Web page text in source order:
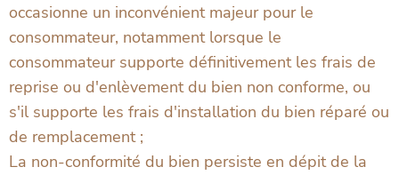
occasionne un inconvénient majeur pour le
consommateur, notamment lorsque le
consommateur supporte définitivement les frais de
reprise ou d'enlèvement du bien non conforme, ou
s'il supporte les frais d'installation du bien réparé ou
de remplacement ;
La non-conformité du bien persiste en dépit de la